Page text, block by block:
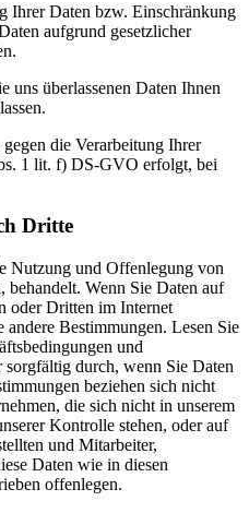
Ihrer Daten bzw. Einschränkung
aufgrund gesetzlicher
uns überlassenen Daten Ihnen
die Verarbeitung Ihrer
1 lit. f) DS-GVO erfolgt, bei
Dritte
Nutzung und Offenlegung von
behandelt. Wenn Sie Daten auf
oder Dritten im Internet
Bestimmungen. Lesen Sie
und
sorgfältig durch, wenn Sie Daten
beziehen sich nicht
die sich nicht in unserem
Kontrolle stehen, oder auf
und Mitarbeiter,
Daten wie in diesen
offenlegen.